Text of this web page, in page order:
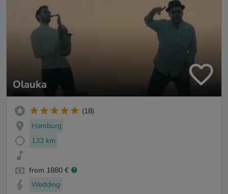
Olauka
(18)
Hamburg
132 km
from 1880 €
Wedding